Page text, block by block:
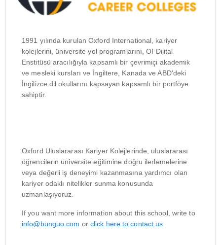
1991 yılında kurulan Oxford International, kariyer
kolejlerini, üniversite yol programlarını, OI Dijital
Enstitüsü aracılığıyla kapsamlı bir çevrimiçi akademik
ve mesleki kursları ve İngiltere, Kanada ve ABD'deki
İngilizce dil okullarını kapsayan kapsamlı bir portföye
sahiptir.
Oxford Uluslararası Kariyer Kolejlerinde, uluslararası
öğrencilerin üniversite eğitimine doğru ilerlemelerine
veya değerli iş deneyimi kazanmasına yardımcı olan
kariyer odaklı nitelikler sunma konusunda
uzmanlaşıyoruz.
If you want more information about this school, write to
info@bunguo.com or click here to contact us